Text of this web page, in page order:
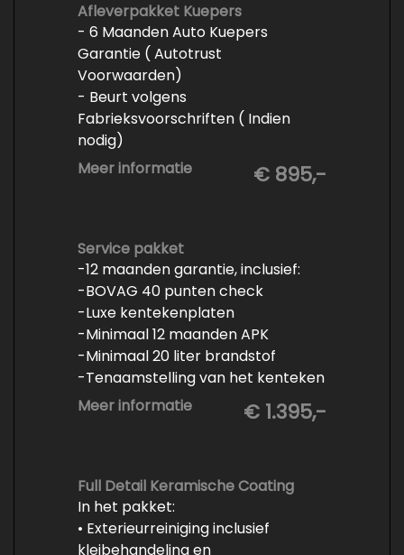
Afleverpakket Kuepers
- 6 Maanden Auto Kuepers
Garantie ( Autotrust
Voorwaarden)
- Beurt volgens
Fabrieksvoorschriften ( Indien
nodig)
- Minimaal 6 maanden APK
- Minimaal 3 mm banden profiel
vrijwaren
- Volledige inspectie
- Poetsen binnen en buiten
Meer informatie € 895,-
Service pakket
-12 maanden garantie, inclusief:
-BOVAG 40 punten check
-Luxe kentekenplaten
-Minimaal 12 maanden APK
-Minimaal 20 liter brandstof
-Tenaamstelling van het kenteken
-Vrijwaren van de inruilauto
polijsten
Meer informatie € 1.395,-
Full Detail Keramische Coating
In het pakket:
• Exterieurreiniging inclusief
kleibehandeling en